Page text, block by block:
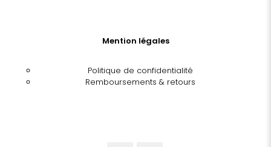
Mention légales
Politique de confidentialité
Remboursements & retours